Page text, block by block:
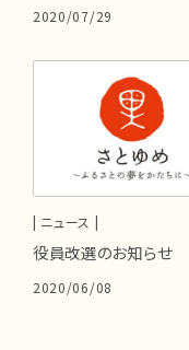
2020/07/29
| ニュース |
役員改選のお知らせ
2020/06/08